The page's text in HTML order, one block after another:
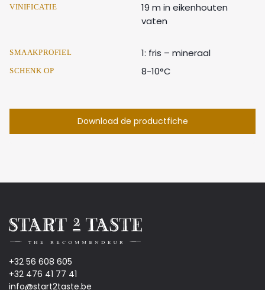
VINIFICATIE
19 m in eikenhouten
vaten
SMAAKPROFIEL 1: fris – mineraal
SCHENK OP 8-10°C
Download de productfiche
+32 56 608 605
+32 476 41 77 41
info@start2taste.be